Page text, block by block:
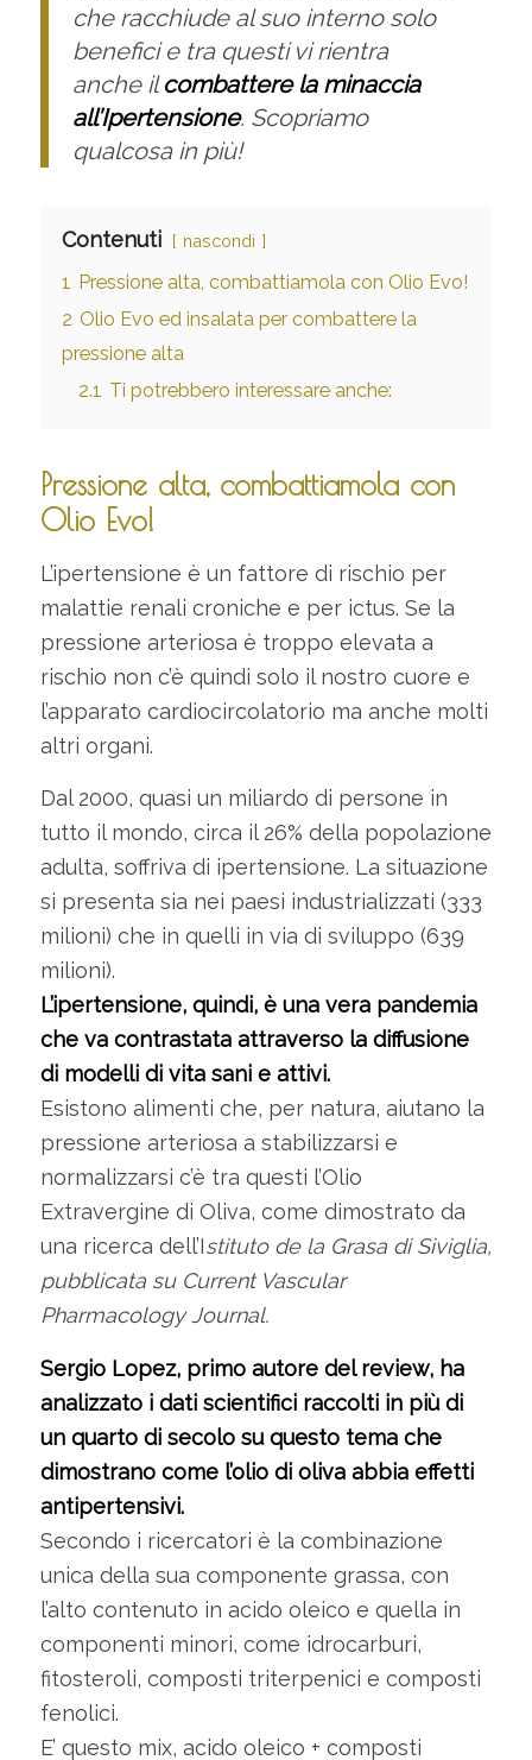
che racchiude al suo interno solo
benefici e tra questi vi rientra
anche ilcombattere la minaccia
all’Ipertensione. Scopriamo
qualcosa in più!
Contenuti nascondi
1 Pressione alta, combattiamola con Olio Evo!
2 Olio Evo ed insalata per combattere la
pressione alta
2.1 Ti potrebbero interessare anche:
Pressione alta, combattiamola con
Olio Evo!
L’ipertensione è un fattore di rischio per
malattie renali croniche e per ictus. Se la
pressione arteriosa è troppo elevata a
rischio non c’è quindi solo il nostro cuore e
l’apparato cardiocircolatorio ma anche molti
altri organi.
Dal 2000, quasi un miliardo di persone in
tutto il mondo, circa il 26% della popolazione
adulta, soffriva di ipertensione. La situazione
si presenta sia nei paesi industrializzati (333
milioni) che in quelli in via di sviluppo (639
milioni).
L’ipertensione, quindi, è una vera pandemia
che va contrastata attraverso la diffusione
di modelli di vita sani e attivi.
Esistono alimenti che, per natura, aiutano la
pressione arteriosa a stabilizzarsi e
normalizzarsi c’è tra questi l’Olio
Extravergine di Oliva, come dimostrato da
una ricerca dell’Istituto de la Grasa di Siviglia,
pubblicata su Current Vascular
Pharmacology Journal.
Sergio Lopez, primo autore del review, ha
analizzato i dati scientifici raccolti in più di
un quarto di secolo su questo tema che
dimostrano come l’olio di oliva abbia effetti
antipertensivi.
Secondo i ricercatori è la combinazione
unica della sua componente grassa, con
l’alto contenuto in acido oleico e quella in
componenti minori, come idrocarburi,
fitosteroli, composti triterpenici e composti
fenolici.
E’ questo mix, acido oleico + composti